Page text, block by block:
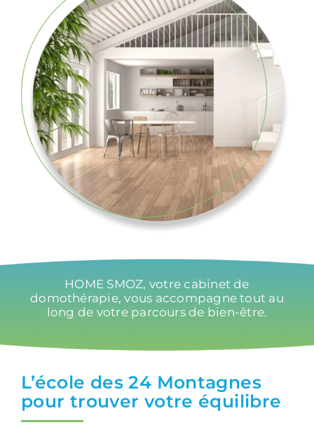
HOME SMOZ, votre cabinet de
domothérapie, vous accompagne tout au
long de votre parcours de bien-être.
L’école des 24 Montagnes
pour trouver votre équilibre